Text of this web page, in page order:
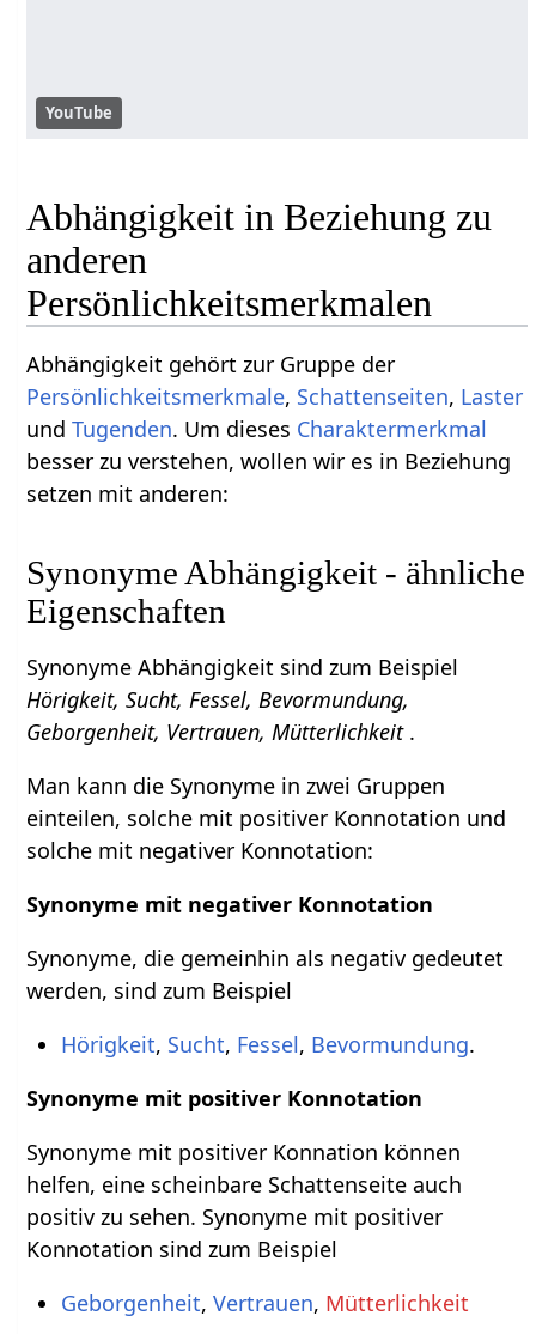
YouTube
Abhängigkeit in Beziehung zu
anderen
Persönlichkeitsmerkmalen
Abhängigkeit gehört zur Gruppe der
Persönlichkeitsmerkmale, Schattenseiten, Laster
undTugenden. Um dieses Charaktermerkmal
besser zu verstehen, wollen wir es in Beziehung
setzen mit anderen:
Synonyme Abhängigkeit - ähnliche
Eigenschaften
Synonyme Abhängigkeit sind zum Beispiel
Hörigkeit, Sucht, Fessel, Bevormundung,
Geborgenheit, Vertrauen, Mütterlichkeit .
Man kann die Synonyme in zwei Gruppen
einteilen, solche mit positiver Konnotation und
solche mit negativer Konnotation:
Synonyme mit negativer Konnotation
Synonyme, die gemeinhin als negativ gedeutet
werden, sind zum Beispiel
Hörigkeit, Sucht, Fessel, Bevormundung.
Synonyme mit positiver Konnotation
Synonyme mit positiver Konnation können
helfen, eine scheinbare Schattenseite auch
positiv zu sehen. Synonyme mit positiver
Konnotation sind zum Beispiel
Geborgenheit, Vertrauen, Mütterlichkeit